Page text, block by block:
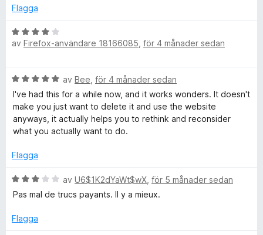
c
u
s
,
S
c
r
t
a
v
s
t
t
v
5
Flagga
B
e
g
s
a
t
t
a
5
av Firefox-användare 18166085 för 4 månader sedan
B
e
t
y
g
a
t
5
v
av Bee för 4 månader sedan
I've had this for a while now, and it works wonders. It doesn't
make you just want to delete it and use the website
anyways, it actually helps you to rethink and reconsider
what you actually want to do.
Flagga
B
e
y
av U6$1K2dYaWt$wX för 5 månader sedan
Pas mal de trucs payants. Il y a mieux.
Flagga